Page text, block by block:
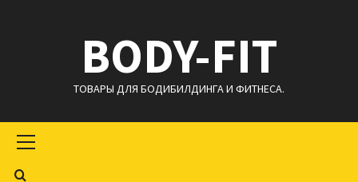
BODY-FIT
ТОВАРЫ ДЛЯ БОДИБИЛДИНГА И ФИТНЕСА.
меню